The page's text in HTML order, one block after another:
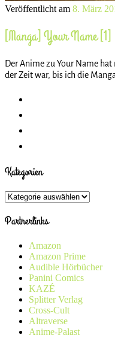
Veröffentlicht am 8. März
[Manga] Your Name [1]
Der Anime zu Your Name
der Zeit war, bis ich die
Kategorien
Kategorien
Partnerlinks
Amazon
Amazon Prime
Audible Hörbücher
Panini Comics
KAZÉ
Splitter Verlag
Cross-Cult
Altraverse
Anime-Palast